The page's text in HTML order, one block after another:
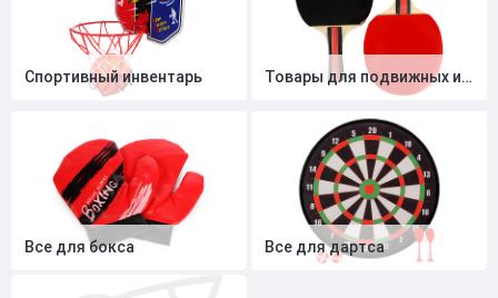
Спортивный инвентарь Товары для подвижных игр
Все для бокса Все для дартса